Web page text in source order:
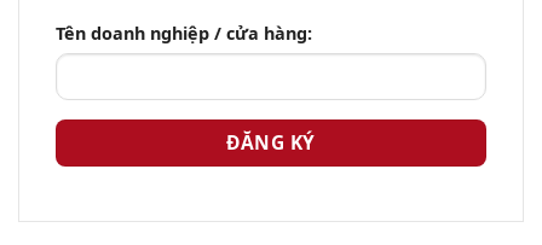
Tên doanh nghiệp / cửa hàng: